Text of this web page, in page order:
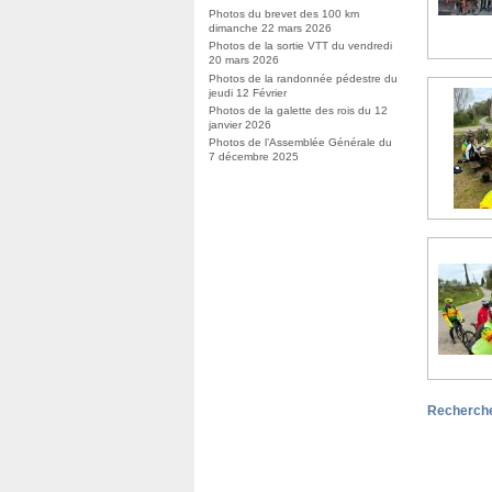
Photos du brevet des 100 km
dimanche 22 mars 2026
Photos de la sortie VTT du vendredi
20 mars 2026
Photos de la randonnée pédestre du
jeudi 12 Février
Photos de la galette des rois du 12
janvier 2026
Photos de l’Assemblée Générale du
7 décembre 2025